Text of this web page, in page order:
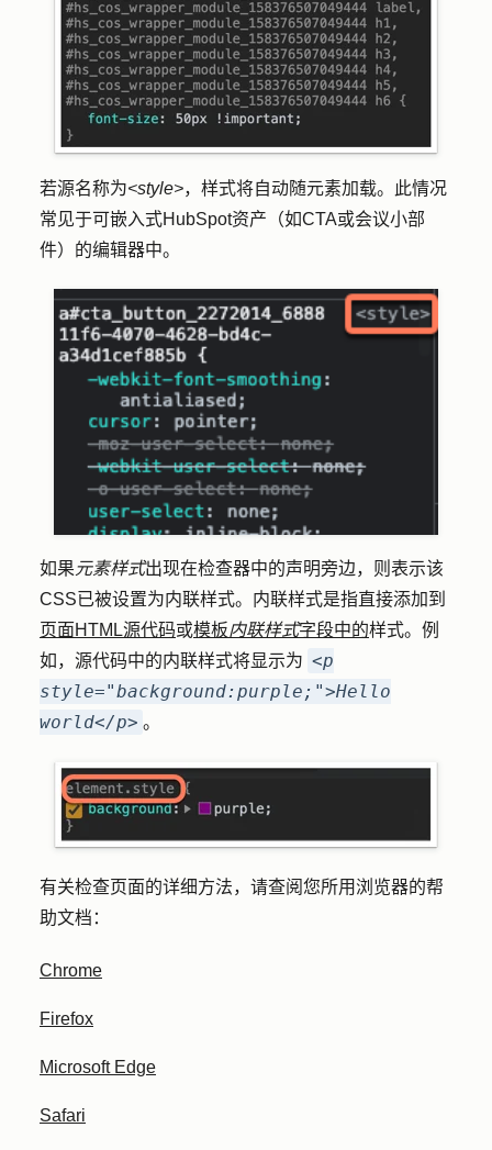
若源名称为<style>，样式将自动随元素加载。此情况
常见于可嵌入式HubSpot资产（如CTA或会议小部
件）的编辑器中。
如果元素样式出现在检查器中的声明旁边，则表示该
CSS已被设置为内联样式。内联样式是指直接添加到
页面HTML源代码或模板内联样式字段中的样式。例
如，源代码中的内联样式将显示为 <p
style="background:purple;">Hello
world</p> 。
有关检查页面的详细方法，请查阅您所用浏览器的帮
助文档：
Chrome
Firefox
Microsoft Edge
Safari